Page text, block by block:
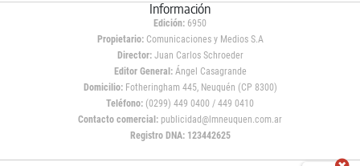
Información
Edición: 6950
Propietario:Comunicaciones y Medios S.A
Director: Juan Carlos Schroeder
Editor General:Ángel Casagrande
Domicilio:Fotheringham 445, Neuquén (CP 8300)
Teléfono: (0299) 449 0400 / 449 0410
Contacto comercial: publicidad@lmneuquen.com.ar
Registro DNA: 123442625